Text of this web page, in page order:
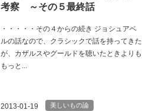
考察 ～その５最終話
・・・・・その４からの続き ジョシュアベ
ルの話なので、クラシックで話を持ってきた
が、カザルスやグールドを聴いたときよりも
もっと...
2013-01-19 美しいもの論